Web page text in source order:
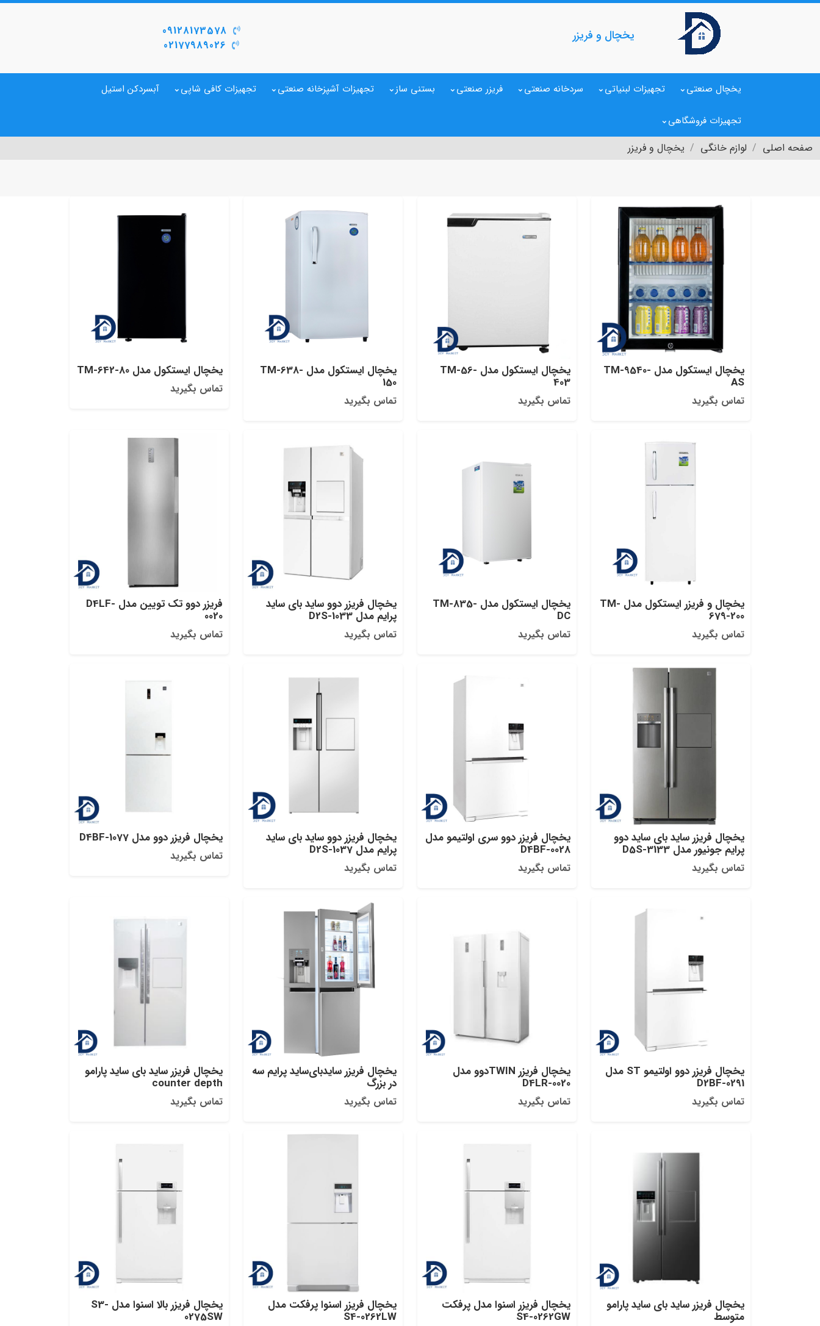
یخچال و فریزر
09128173578
02177989026
یخچال صنعتی تجهیزات لبنیاتی سردخانه صنعتی فریزر صنعتی بستنی ساز تجهیزات آشپزخانه صنعتی تجهیزات کافی شاپی آبسردکن استیل
تجهیزات فروشگاهی
صفحه اصلی لوازم خانگی یخچال و فریزر
یخچال ایستکول مدل TM-9540-
AS
تماس بگیرید
یخچال ایستکول مدل TM-56-
403
تماس بگیرید
یخچال ایستکول مدل TM-638-
150
تماس بگیرید
یخچال ایستکول مدل TM-642-80
تماس بگیرید
یخچال و فریزر ایستکول مدل TM-
679-200
تماس بگیرید
یخچال ایستکول مدل TM-835-
DC
تماس بگیرید
یخچال‌ فریزر دوو ساید بای‌ ساید
پرایم مدل D2S-1033
تماس بگیرید
فریزر دوو تک تویین مدل D4LF-
0020
تماس بگیرید
یخچال فریزر ساید بای ساید دوو
پرایم جونیور مدل D5S-3133
تماس بگیرید
یخچال‌ فریزر دوو سری اولتیمو مدل
D4BF-0028
تماس بگیرید
یخچال‌ فریزر دوو ساید بای‌ ساید
پرایم مدل D2S-1037
تماس بگیرید
یخچال‌ فریزر دوو مدل D4BF-1077
تماس بگیرید
یخچال‌ فریزر دوو اولتیمو ST مدل
D2BF-0291
تماس بگیرید
یخچال فریزر TWINدوو مدل
D4LR-0020
تماس بگیرید
یخچال فریزر سایدبای‌ساید پرایم سه
در بزرگ
تماس بگیرید
یخچال‌ فریزر ساید بای‌ ساید پارامو
counter depth
تماس بگیرید
یخچال‌ فریزر ساید بای‌ ساید پارامو
متوسط
یخچال فریزر اسنوا مدل پرفکت
S4-0262GW
یخچال فریزر اسنوا پرفکت مدل
S4-0262LW
یخچال فریزر بالا اسنوا مدل S3-
0275SW